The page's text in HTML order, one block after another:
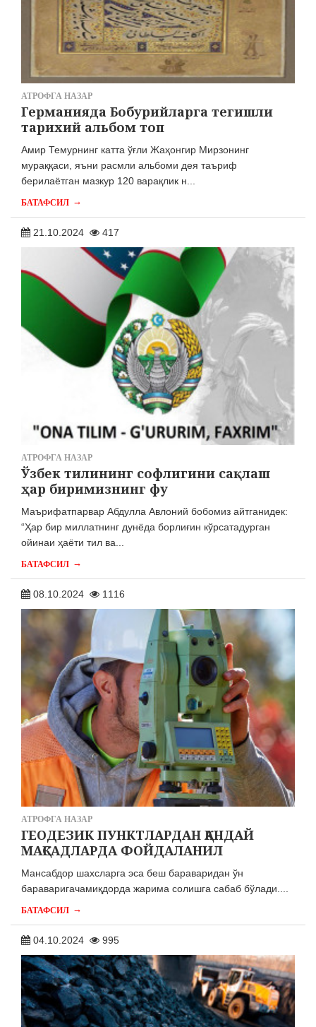
АТРОФГА НАЗАР
Германияда Бобурийларга тегишли
тарихий альбом топ
Амир Темурнинг катта ўғли Жаҳонгир Мирзонинг
мураққаси, яъни расмли альбоми дея таъриф
берилаётган мазкур 120 варақлик н...
БАТАФСИЛ →
21.10.2024 417
АТРОФГА НАЗАР
Ўзбeк тилининг софлигини сақлаш
ҳар биримизнинг фу
Маърифатпарвар Абдулла Авлоний бобомиз айтганидек:
“Ҳар бир миллатнинг дунёда борлиғин кўрсатадурган
ойинаи ҳаёти тил ва...
БАТАФСИЛ →
08.10.2024 1116
АТРОФГА НАЗАР
ГЕОДЕЗИК ПУНКТЛАРДАН ҚАНДАЙ
МАҚСАДЛАРДА ФОЙДАЛАНИЛ
Мансабдор шахсларга эса беш бараваридан ўн
бараваригачамиқдорда жарима солишга сабаб бўлади....
БАТАФСИЛ →
04.10.2024 995